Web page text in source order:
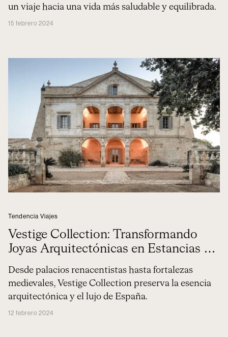
un viaje hacia una vida más saludable y equilibrada.
15 febrero 2024
Tendencia Viajes
Vestige Collection: Transformando
Joyas Arquitectónicas en Estancias de
Lujo
Desde palacios renacentistas hasta fortalezas
medievales, Vestige Collection preserva la esencia
arquitectónica y el lujo de España.
12 febrero 2024